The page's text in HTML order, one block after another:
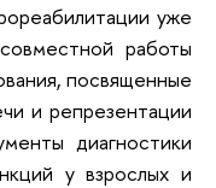
уже
работы
посвященные
и репрезентации
диагностики
у взрослых и